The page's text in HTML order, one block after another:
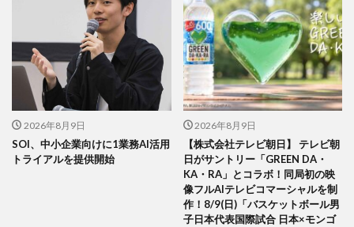
2026年8月9日
SOI、中小企業向けに1業務AI活用
トライアルを提供開始
2026年8月9日
【株式会社テレビ朝日】 テレビ朝
日がサントリー「GREEN DA・
KA・RA」とコラボ！同局初の映
像フルAIテレビコマーシャルを制
作！8/9(日)「バスケットボール男
子日本代表国際試合 日本×モンゴ